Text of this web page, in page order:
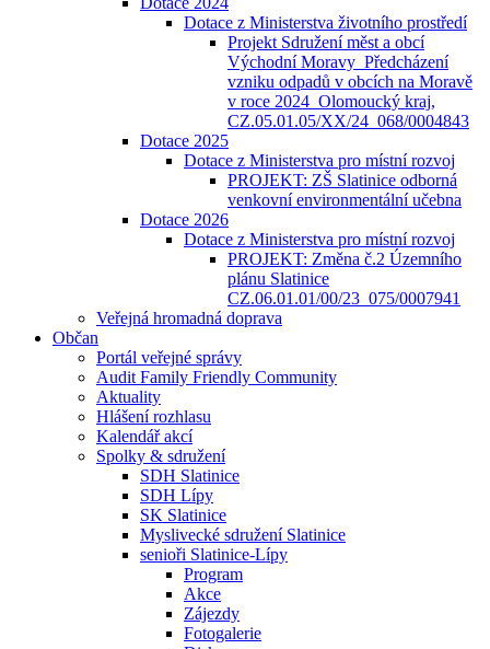
Dotace z Ministerstva životního prostředí
Projekt Sdružení měst a obcí
Východní Moravy_Předcházení
vzniku odpadů v obcích na Moravě
v roce 2024_Olomoucký kraj,
CZ.05.01.05/XX/24_068/0004843
Dotace 2025
Dotace z Ministerstva pro místní rozvoj
PROJEKT: ZŠ Slatinice odborná
venkovní environmentální učebna
Dotace 2026
Dotace z Ministerstva pro místní rozvoj
PROJEKT: Změna č.2 Územního
plánu Slatinice
CZ.06.01.01/00/23_075/0007941
Veřejná hromadná doprava
Občan
Portál veřejné správy
Audit Family Friendly Community
Aktuality
Hlášení rozhlasu
Kalendář akcí
Spolky & sdružení
SDH Slatinice
SDH Lípy
SK Slatinice
Myslivecké sdružení Slatinice
senioři Slatinice-Lípy
Program
Akce
Zájezdy
Fotogalerie